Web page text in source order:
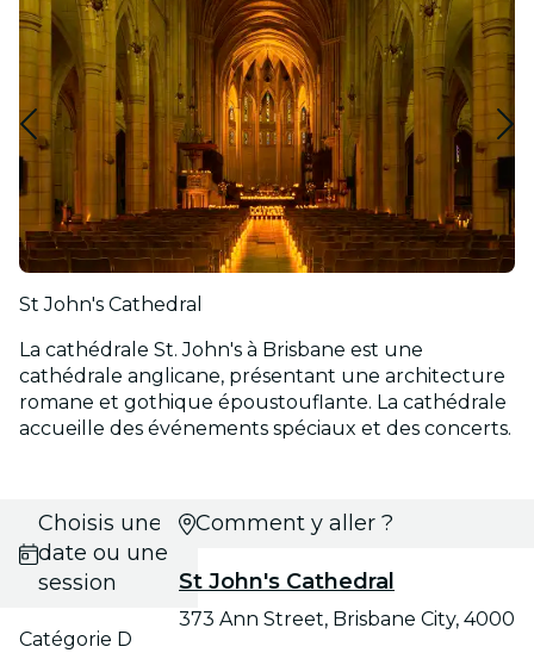
St John's Cathedral
La cathédrale St. John's à Brisbane est une
cathédrale anglicane, présentant une architecture
romane et gothique époustouflante. La cathédrale
accueille des événements spéciaux et des concerts.
Choisis une
date ou une
session
Catégorie D
Comment y aller ?
St John's Cathedral
373 Ann Street, Brisbane City, 4000